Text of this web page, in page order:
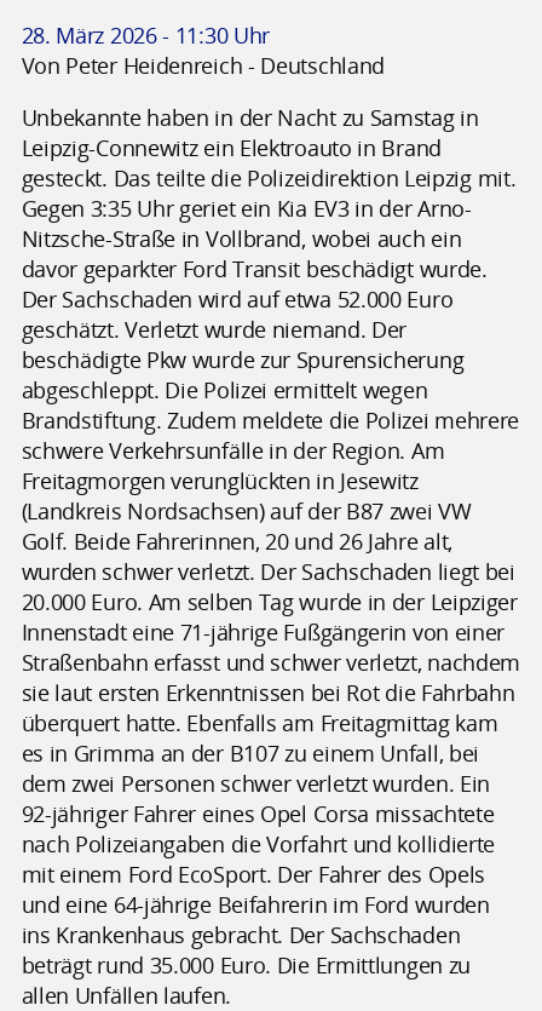
28. März 2026 - 11:30 Uhr
Von Peter Heidenreich - Deutschland
Unbekannte haben in der Nacht zu Samstag in
Leipzig-Connewitz ein Elektroauto in Brand
gesteckt. Das teilte die Polizeidirektion Leipzig mit.
Gegen 3:35 Uhr geriet ein Kia EV3 in der Arno-
Nitzsche-Straße in Vollbrand, wobei auch ein
davor geparkter Ford Transit beschädigt wurde.
Der Sachschaden wird auf etwa 52.000 Euro
geschätzt. Verletzt wurde niemand. Der
beschädigte Pkw wurde zur Spurensicherung
abgeschleppt. Die Polizei ermittelt wegen
Brandstiftung. Zudem meldete die Polizei mehrere
schwere Verkehrsunfälle in der Region. Am
Freitagmorgen verunglückten in Jesewitz
(Landkreis Nordsachsen) auf der B87 zwei VW
Golf. Beide Fahrerinnen, 20 und 26 Jahre alt,
wurden schwer verletzt. Der Sachschaden liegt bei
20.000 Euro. Am selben Tag wurde in der Leipziger
Innenstadt eine 71-jährige Fußgängerin von einer
Straßenbahn erfasst und schwer verletzt, nachdem
sie laut ersten Erkenntnissen bei Rot die Fahrbahn
überquert hatte. Ebenfalls am Freitagmittag kam
es in Grimma an der B107 zu einem Unfall, bei
dem zwei Personen schwer verletzt wurden. Ein
92-jähriger Fahrer eines Opel Corsa missachtete
nach Polizeiangaben die Vorfahrt und kollidierte
mit einem Ford EcoSport. Der Fahrer des Opels
und eine 64-jährige Beifahrerin im Ford wurden
ins Krankenhaus gebracht. Der Sachschaden
beträgt rund 35.000 Euro. Die Ermittlungen zu
allen Unfällen laufen.